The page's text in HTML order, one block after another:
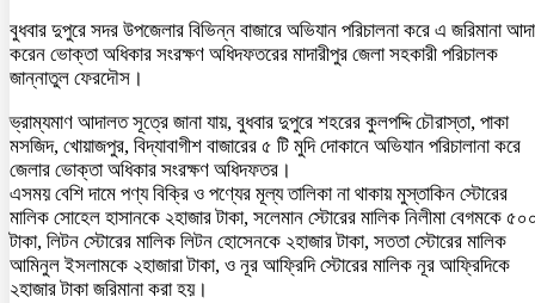
বুধবার দুপুরে সদর উপজেলার বিভিন্ন বাজারে অভিযান পরিচালনা করে এ জরিমানা
করেন ভোক্তা অধিকার সংরক্ষণ অধিদফতরের মাদারীপুর জেলা সহকারী পরিচালক
জান্নাতুল ফেরদৌস।
ভ্রাম্যমাণ আদালত সূত্রে জানা যায়, বুধবার দুপুরে শহরের কুলপদ্দি চৌরাস্তা, পাকা
মসজিদ, খোয়াজপুর, বিদ্যাবাগীশ বাজারের ৫ টি মুদি দোকানে অভিযান পরিচালানা করে
জেলার ভোক্তা অধিকার সংরক্ষণ অধিদফতর।
এসময় বেশি দামে পণ্য বিক্রি ও পণ্যের মূল্য তালিকা না থাকায় মুস্তাকিন স্টোরের
মালিক সোহেল হাসানকে ২হাজার টাকা, সলেমান স্টোরের মালিক নিলীমা বেগমকে
টাকা, লিটন স্টোরের মালিক লিটন হোসেনকে ২হাজার টাকা, সততা স্টোরের মালিক
আমিনুল ইসলামকে ২হাজারা টাকা, ও নূর আফ্রিদি স্টোরের মালিক নূর আফ্রিদিকে
২হাজার টাকা জরিমানা করা হয়।